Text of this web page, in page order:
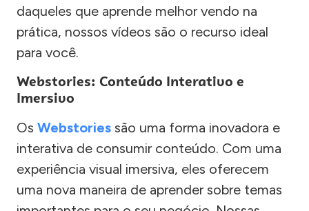
daqueles que aprende melhor vendo na
prática, nossos vídeos são o recurso ideal
para você.
Webstories: Conteúdo Interativo e
Imersivo
Os Webstories são uma forma inovadora e
interativa de consumir conteúdo. Com uma
experiência visual imersiva, eles oferecem
uma nova maneira de aprender sobre temas